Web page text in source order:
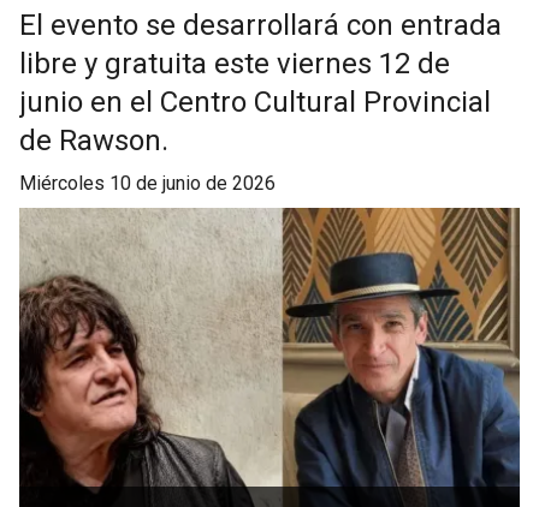
El evento se desarrollará con entrada
libre y gratuita este viernes 12 de
junio en el Centro Cultural Provincial
de Rawson.
miércoles 10 de junio de 2026